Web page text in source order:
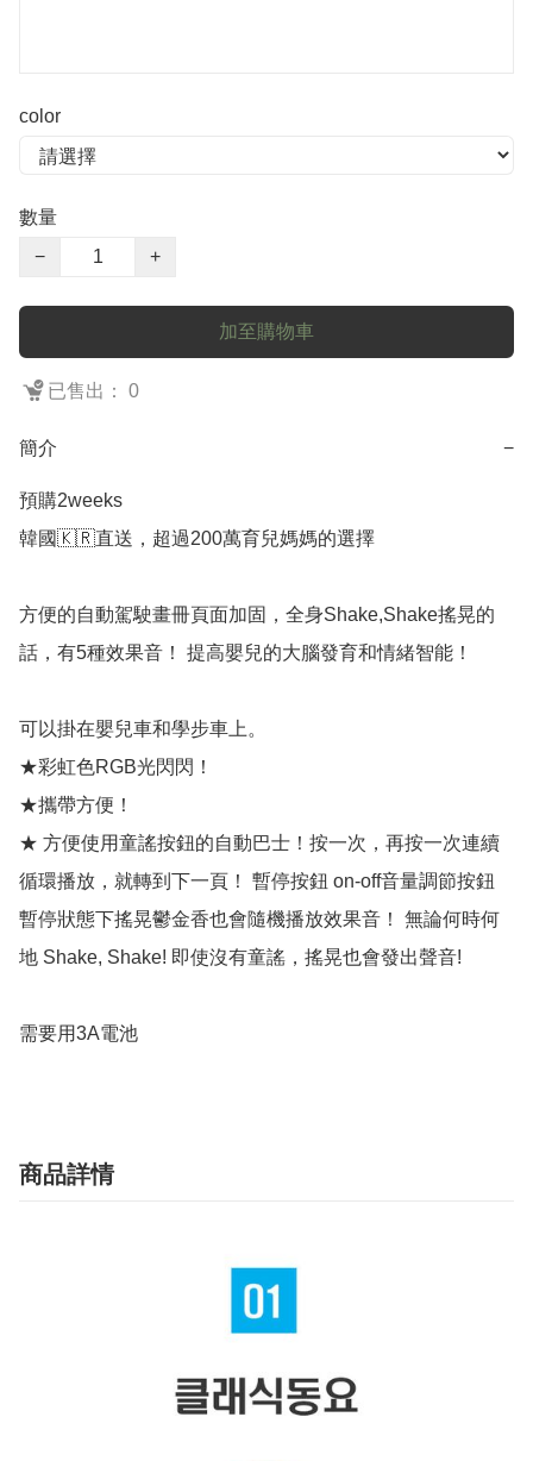
color
數量
−
+
加至購物車
已售出： 0
簡介 −
預購2weeks
韓國🇰🇷直送，超過200萬育兒媽媽的選擇
方便的自動駕駛畫冊頁面加固，全身Shake,Shake搖晃的
話，有5種效果音！ 提高嬰兒的大腦發育和情緒智能！
可以掛在嬰兒車和學步車上。
★彩虹色RGB光閃閃！
★攜帶方便！
★ 方便使用童謠按鈕的自動巴士！按一次，再按一次連續
循環播放，就轉到下一頁！ 暫停按鈕 on-off音量調節按鈕
暫停狀態下搖晃鬱金香也會隨機播放效果音！ 無論何時何
地 Shake, Shake! 即使沒有童謠，搖晃也會發出聲音!
需要用3A電池
商品詳情